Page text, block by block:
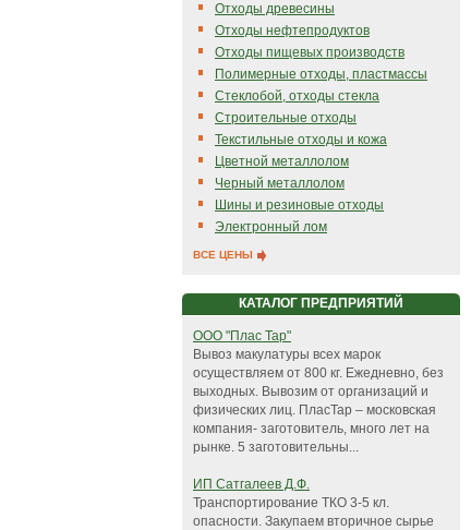
Отходы древесины
Отходы нефтепродуктов
Отходы пищевых производств
Полимерные отходы, пластмассы
Стеклобой, отходы стекла
Строительные отходы
Текстильные отходы и кожа
Цветной металлолом
Черный металлолом
Шины и резиновые отходы
Электронный лом
ВСЕ ЦЕНЫ
КАТАЛОГ ПРЕДПРИЯТИЙ
ООО "Плас Тар"
Вывоз макулатуры всех марок
осуществляем от 800 кг. Ежедневно, без
выходных. Вывозим от организаций и
физических лиц. ПласТар – московская
компания- заготовитель, много лет на
рынке. 5 заготовительны...
ИП Сатгалеев Д.Ф.
Транспортирование ТКО 3-5 кл.
опасности. Закупаем вторичное сырье